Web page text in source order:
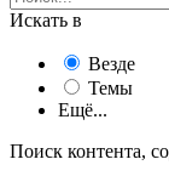
Искать в
Везде
Темы
Ещё...
Поиск контента,